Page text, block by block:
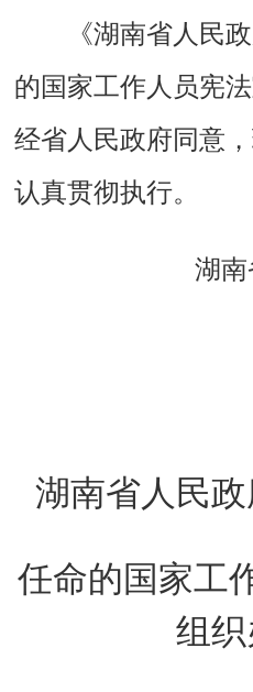
《湖南省人民政
的国家工作人员宪
经省人民政府同意
认真贯彻执行。
湖南
湖南省人民
任命的国家工
组